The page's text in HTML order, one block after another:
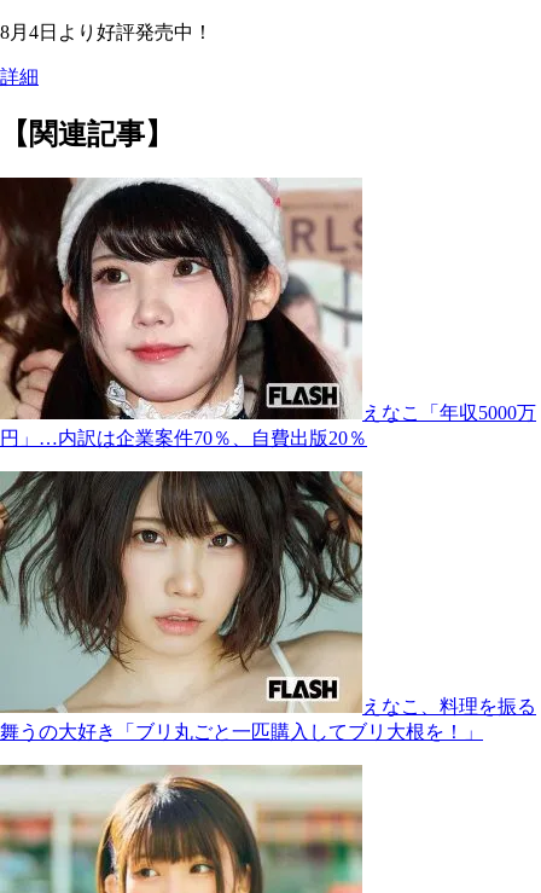
8月4日より好評発売中！
詳細
【関連記事】
えなこ「年収5000万
円」…内訳は企業案件70％、自費出版20％
えなこ、料理を振る
舞うの大好き「ブリ丸ごと一匹購入してブリ大根を！」